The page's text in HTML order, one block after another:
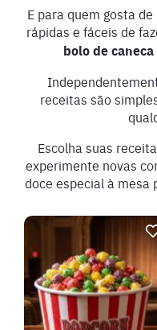
E para quem gosta
rápidas e fáceis de
bolo de
receitas são
Escolha suas
experimente novas
doce especial à